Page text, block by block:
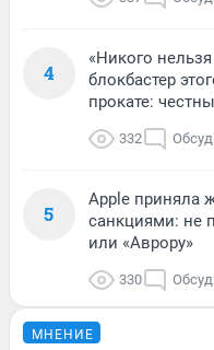
4
«Никого
блокбастер
прокате:
332
5
Apple приняла
санкциями: не
или «Аврору»
330
МНЕНИЕ